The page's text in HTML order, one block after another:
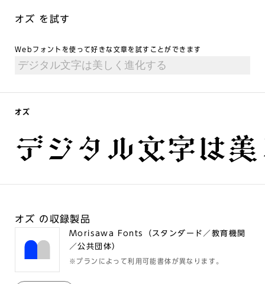
オズ を試す
Webフォントを使って好きな文章を試すことができます
オズ
デジタル文字は
オズ の収録製品
Morisawa Fonts（スタンダード／教育機関
／公共団体）
※プランによって利用可能書体が異なります。